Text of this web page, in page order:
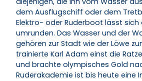
dem Ausflugschiff oder dem
Elektro- oder Ruderboot lässt sich
umrunden. Das Wasser und der
gehören zur Stadt wie der Löwe
trainierte Karl Adam einst die
und brachte olympisches Gold
Ruderakademie ist bis heute eine